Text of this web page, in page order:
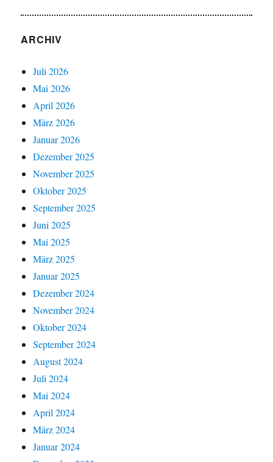
ARCHIV
Juli 2026
Mai 2026
April 2026
März 2026
Januar 2026
Dezember 2025
November 2025
Oktober 2025
September 2025
Juni 2025
Mai 2025
März 2025
Januar 2025
Dezember 2024
November 2024
Oktober 2024
September 2024
August 2024
Juli 2024
Mai 2024
April 2024
März 2024
Januar 2024